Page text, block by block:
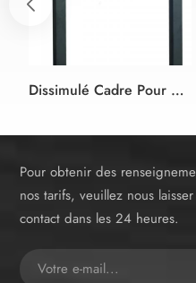
Dissimulé Cadre Pour Mural lavabo
Pour obtenir des
nos tarifs, veuillez nous
contact dans les 24 heures.